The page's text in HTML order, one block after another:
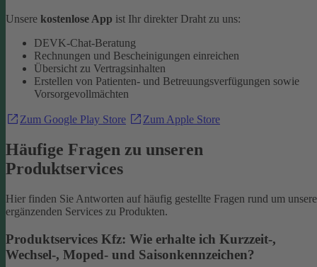
Unsere kostenlose App ist Ihr direkter Draht zu uns:
DEVK-Chat-Beratung
Rechnungen und Bescheinigungen einreichen
Übersicht zu Vertragsinhalten
Erstellen von Patienten- und Betreuungsverfügungen sowie
Vorsorgevollmächten
Zum Google Play Store Zum Apple Store
Häufige Fragen zu unseren
Produktservices
Hier finden Sie Antworten auf häufig gestellte Fragen rund um unsere
ergänzenden Services zu Produkten.
Produktservices Kfz: Wie erhalte ich Kurzzeit-,
Wechsel-, Moped- und Saisonkennzeichen?